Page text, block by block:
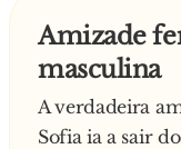
eu sei que o pai
pelo cavalo e
sei quanto é
—
Amizade
masculina
A verdadeira
Sofia ia a sair